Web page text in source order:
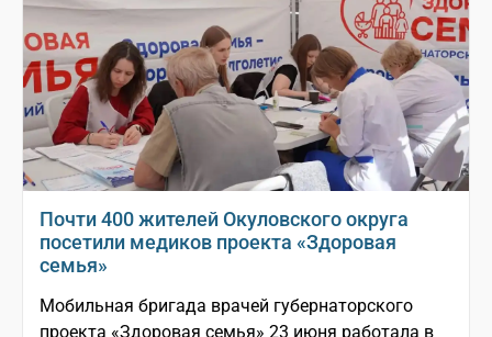
Почти 400 жителей Окуловского округа
посетили медиков проекта «Здоровая
семья»
Мобильная бригада врачей губернаторского
проекта «Здоровая семья» 23 июня работала в